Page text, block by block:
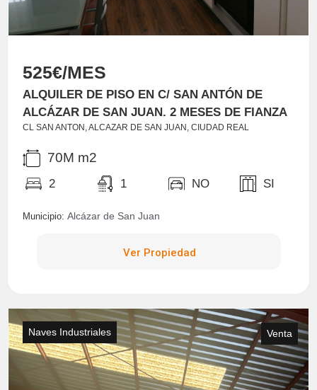
525€/MES
ALQUILER DE PISO EN C/ SAN ANTÓN DE
ALCÁZAR DE SAN JUAN. 2 MESES DE FIANZA
CL SAN ANTON, ALCAZAR DE SAN JUAN, CIUDAD REAL
70M m2
2 1 NO SI
Municipio: Alcázar de San Juan
Ver Propiedad
Naves Industriales Venta